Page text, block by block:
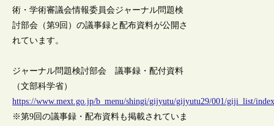
術・学術審議会情報委員会ジャーナル問題検
討部会（第9回）の議事録と配布資料が公開さ
れています。
ジャーナル問題検討部会 議事録・配付資料
（文部科学省）
https://www.mext.go.jp/b_menu/shingi/gijyutu/gijyutu29/001/giji_list/
※第9回の議事録・配布資料も掲載されていま